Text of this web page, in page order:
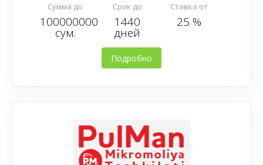
Сумма до
100000000
сум.
Срок до
1440
дней
Ставка от
25 %
Подробно